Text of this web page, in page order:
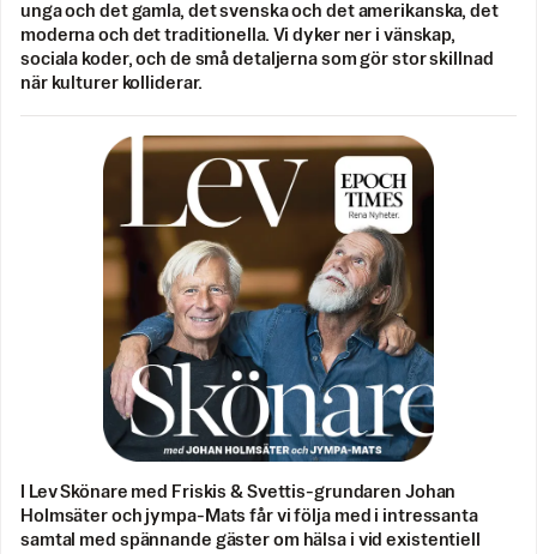
unga och det gamla, det svenska och det amerikanska, det
moderna och det traditionella. Vi dyker ner i vänskap,
sociala koder, och de små detaljerna som gör stor skillnad
när kulturer kolliderar.
I Lev Skönare med Friskis & Svettis-grundaren Johan
Holmsäter och jympa-Mats får vi följa med i intressanta
samtal med spännande gäster om hälsa i vid existentiell